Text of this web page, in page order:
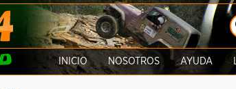
INICIO NOSOTROS AYUDA